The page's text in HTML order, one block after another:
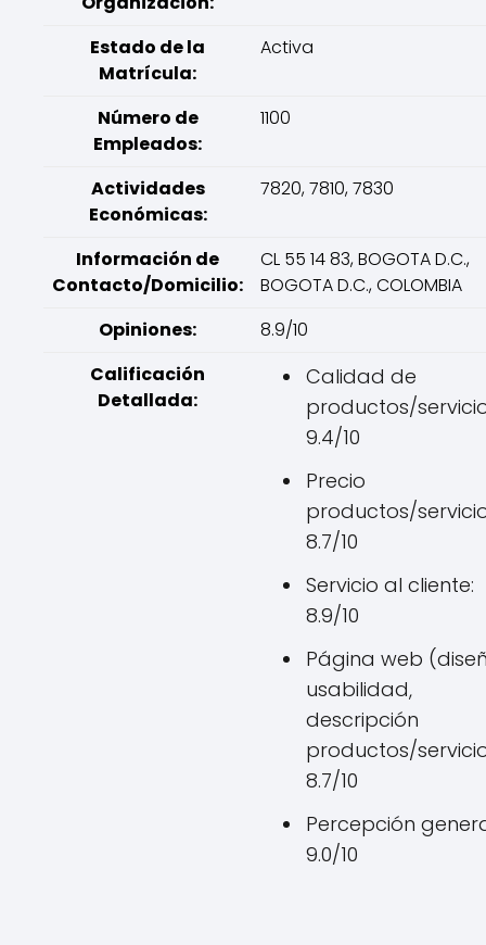
Estado de la
Matrícula:
Activa
Número de
Empleados:
1100
Actividades
Económicas:
7820, 7810, 7830
Información de
Contacto/Domicilio:
CL 55 14 83, BOGOTA D.C.,
BOGOTA D.C., COLOMBIA
Opiniones:
8.9/10
Calificación
Detallada:
Calidad de
productos/
9.4/10
Precio
productos/
8.7/10
Servicio al cliente:
8.9/10
Página web
usabilidad,
descripción
productos/
8.7/10
Percepción
9.0/10